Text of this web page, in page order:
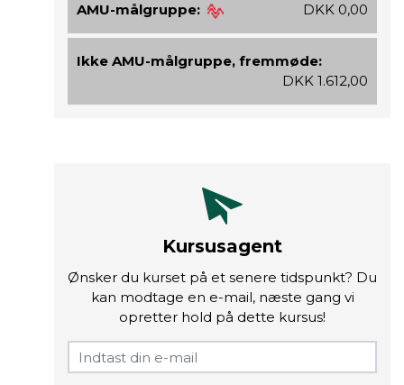
AMU-målgruppe: DKK 0,00
Ikke AMU-målgruppe, fremmøde:
DKK 1.612,00
Kursusagent
Ønsker du kurset på et senere tidspunkt? Du
kan modtage en e-mail, næste gang vi
opretter hold på dette kursus!